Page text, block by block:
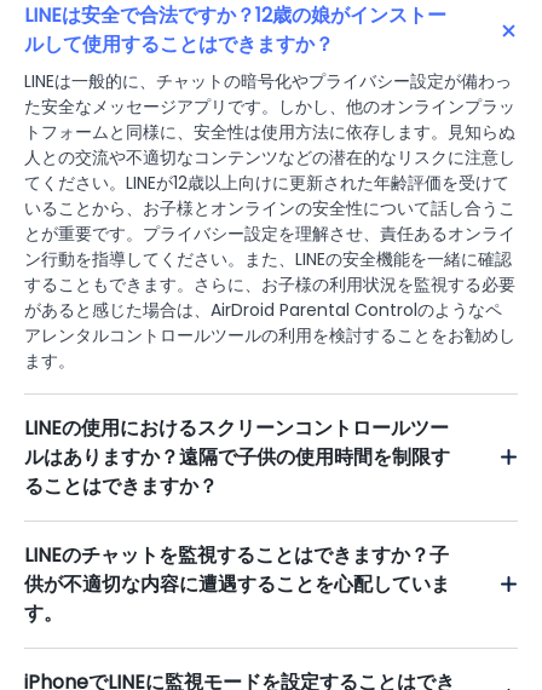
LINEは安全で合法ですか？12歳の娘がインストー
ルして使用することはできますか？
LINEは一般的に、チャットの暗号化やプライバシー設定が備わっ
た安全なメッセージアプリです。しかし、他のオンラインプラッ
トフォームと同様に、安全性は使用方法に依存します。見知らぬ
人との交流や不適切なコンテンツなどの潜在的なリスクに注意し
てください。LINEが12歳以上向けに更新された年齢評価を受けて
いることから、お子様とオンラインの安全性について話し合うこ
とが重要です。プライバシー設定を理解させ、責任あるオンライ
ン行動を指導してください。また、LINEの安全機能を一緒に確認
することもできます。さらに、お子様の利用状況を監視する必要
があると感じた場合は、AirDroid Parental Controlのようなペ
アレンタルコントロールツールの利用を検討することをお勧めし
ます。
LINEの使用におけるスクリーンコントロールツー
ルはありますか？遠隔で子供の使用時間を制限す
ることはできますか？
LINEのチャットを監視することはできますか？子
供が不適切な内容に遭遇することを心配していま
す。
iPhoneでLINEに監視モードを設定することはでき